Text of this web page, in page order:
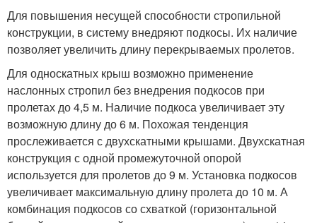
Для повышения несущей способности стропильной
конструкции, в систему внедряют подкосы. Их наличие
позволяет увеличить длину перекрываемых пролетов.
Для односкатных крыш возможно применение
наслонных стропил без внедрения подкосов при
пролетах до 4,5 м. Наличие подкоса увеличивает эту
возможную длину до 6 м. Похожая тенденция
прослеживается с двухскатными крышами. Двухскатная
конструкция с одной промежуточной опорой
используется для пролетов до 9 м. Установка подкосов
увеличивает максимальную длину пролета до 10 м. А
комбинация подкосов со схваткой (горизонтальной